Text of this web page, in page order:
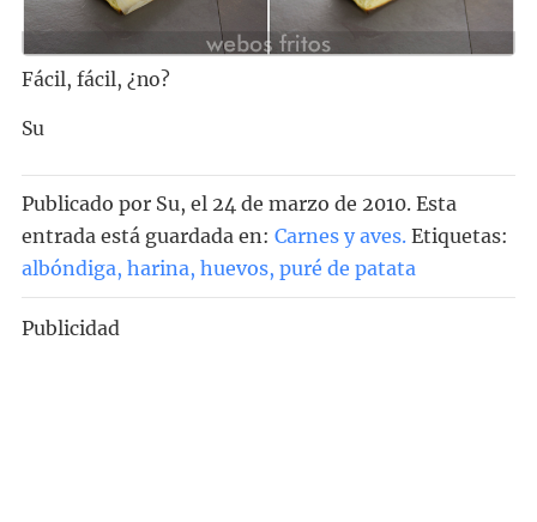
Fácil, fácil, ¿no?
Su
Publicado por Su, el 24 de marzo de 2010. Esta
entrada está guardada en: Carnes y aves. Etiquetas:
albóndiga, harina, huevos, puré de patata
Publicidad